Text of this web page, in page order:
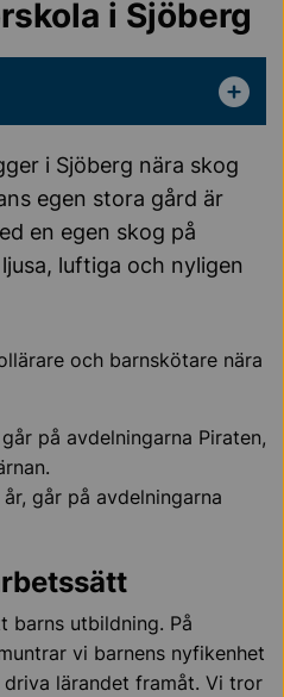
i Sjöberg
i Sjöberg nära skog
egen stora gård är
en egen skog på
luftiga och nyligen
och barnskötare nära
på avdelningarna Piraten,
går på avdelningarna
barns utbildning. På
vi barnens nyfikenhet
lärandet framåt. Vi tror